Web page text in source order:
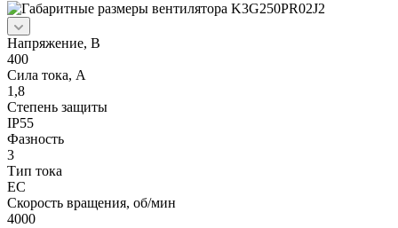
Напряжение, В
400
Сила тока, A
1,8
Степень защиты
IP55
Фазность
3
Тип тока
EC
Скорость вращения, об/мин
4000